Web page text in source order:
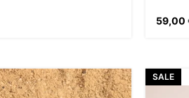
59,00
SALE